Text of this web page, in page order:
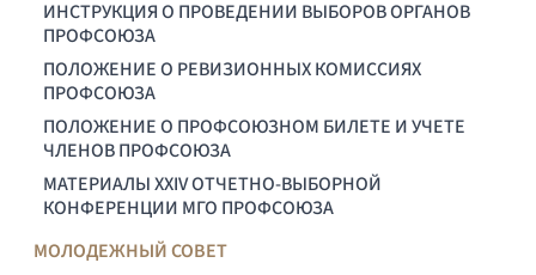
ИНСТРУКЦИЯ О ПРОВЕДЕНИИ ВЫБОРОВ ОРГАНОВ
ПРОФСОЮЗА
ПОЛОЖЕНИЕ О РЕВИЗИОННЫХ КОМИССИЯХ
ПРОФСОЮЗА
ПОЛОЖЕНИЕ О ПРОФСОЮЗНОМ БИЛЕТЕ И УЧЕТЕ
ЧЛЕНОВ ПРОФСОЮЗА
МАТЕРИАЛЫ XXIV ОТЧЕТНО-ВЫБОРНОЙ
КОНФЕРЕНЦИИ МГО ПРОФСОЮЗА
МОЛОДЕЖНЫЙ СОВЕТ